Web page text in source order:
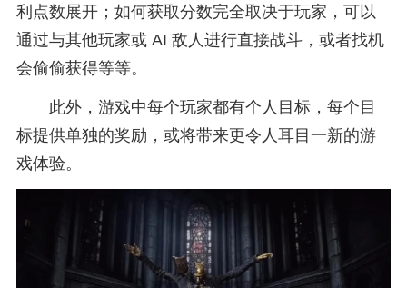
利点数展开；如何获取分数完全取决于玩家，可以
通过与其他玩家或 AI 敌人进行直接战斗，或者找机
会偷偷获得等等。
此外，游戏中每个玩家都有个人目标，每个目
标提供单独的奖励，或将带来更令人耳目一新的游
戏体验。